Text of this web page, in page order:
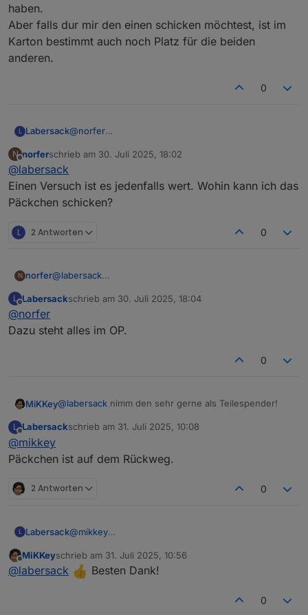
haben.
Aber falls dur mir den einen schicken möchtest, ist im
Karton bestimmt auch noch Platz für die beiden
anderen.
0
L Labersack@norfer
Gar keine Reaktion kann auch reichlich andere
Aber falls dur mir den einen schicken möchtest, ist
im Karton bestimmt auch noch Platz für die beiden
anderen.
N
Offline
norferschrieb am 30. Juli 2025, 18:02
zuletzt editiert von
@labersack
Einen Versuch ist es jedenfalls wert. Wohin kann ich das
Päckchen schicken?
L 2 Antworten 0
N norfer@labersack
das Päckchen schicken?
L
Offline
Labersackschrieb am 30. Juli 2025, 18:04
zuletzt editiert von
@norfer
Dazu steht alles im OP.
0
MiKKey@labersack nimm den sehr gerne als Teilespender!
Nur so macht es für alle Sinn!
Rücksendelabel ist auf dem Weg.
L
Offline
Labersackschrieb am 31. Juli 2025, 10:08
zuletzt editiert von
@mikkey
Päckchen ist auf dem Rückweg.
2 Antworten 0
L Labersack@mikkey
Offline
MiKKeyschrieb am 31. Juli 2025, 10:56
zuletzt editiert von
@labersack Besten Dank!
0